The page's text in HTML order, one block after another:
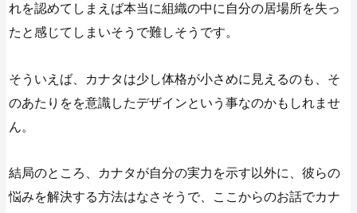
れを認めてしまえば本当に組織の中に自分の居場所を失っ
たと感じてしまいそうで難しそうです。
そういえば、カナタは少し体格が小さめに見えるのも、そ
のあたりをを意識したデザインという事なのかもしれませ
ん。
結局のところ、カナタが自分の実力を示す以外に、彼らの
悩みを解決する方法はなさそうで、ここからのお話でカナ